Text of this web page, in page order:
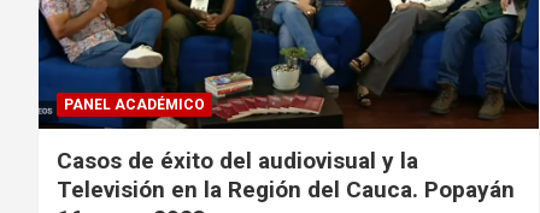
PANEL ACADÉMICO
Casos de éxito del audiovisual y la
Televisión en la Región del Cauca. Popayán